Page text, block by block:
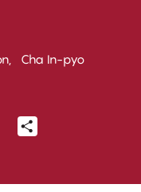
Cha In-pyo